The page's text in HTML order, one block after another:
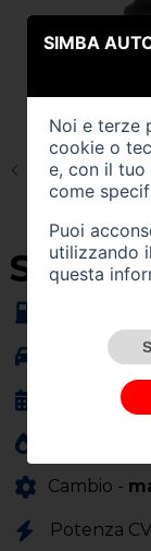
SU
Anno
Cambio -
Potenza
SIMBA
Noi e terze
cookie o
e, con il tuo
come
Puoi
utilizzando
questa